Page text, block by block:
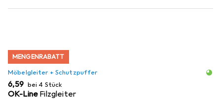
MENGENRABATT
Möbelgleiter + Schutzpuffer
EUR
6,59 bei 4 Stück
OK-Line Filzgleiter